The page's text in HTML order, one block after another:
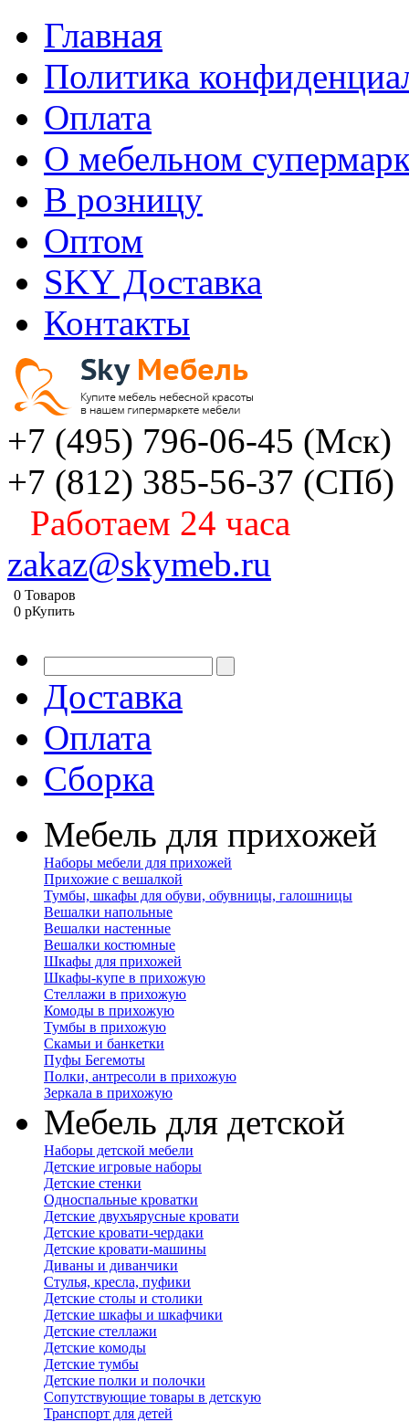
Главная
Политика
Оплата
О мебельном
В розницу
Оптом
SKY Доставка
Контакты
+7 (495) 796-06-45 (Мск)
+7 (812) 385-56-37 (СПб)
Работаем 24 часа
zakaz@skymeb.ru
0 Товаров
0 pКупить
Доставка
Оплата
Сборка
Мебель для прихожей
Наборы мебели для прихожей
Прихожие с вешалкой
Тумбы, шкафы для обуви, обувницы, галошницы
Вешалки напольные
Вешалки настенные
Вешалки костюмные
Шкафы для прихожей
Шкафы-купе в прихожую
Стеллажи в прихожую
Комоды в прихожую
Тумбы в прихожую
Скамьи и банкетки
Пуфы Бегемоты
Полки, антресоли в прихожую
Зеркала в прихожую
Мебель для детской
Наборы детской мебели
Детские игровые наборы
Детские стенки
Односпальные кроватки
Детские двухъярусные кровати
Детские кровати-чердаки
Детские кровати-машины
Диваны и диванчики
Стулья, кресла, пуфики
Детские столы и столики
Детские шкафы и шкафчики
Детские стеллажи
Детские комоды
Детские тумбы
Детские полки и полочки
Сопутствующие товары в детскую
Транспорт для детей